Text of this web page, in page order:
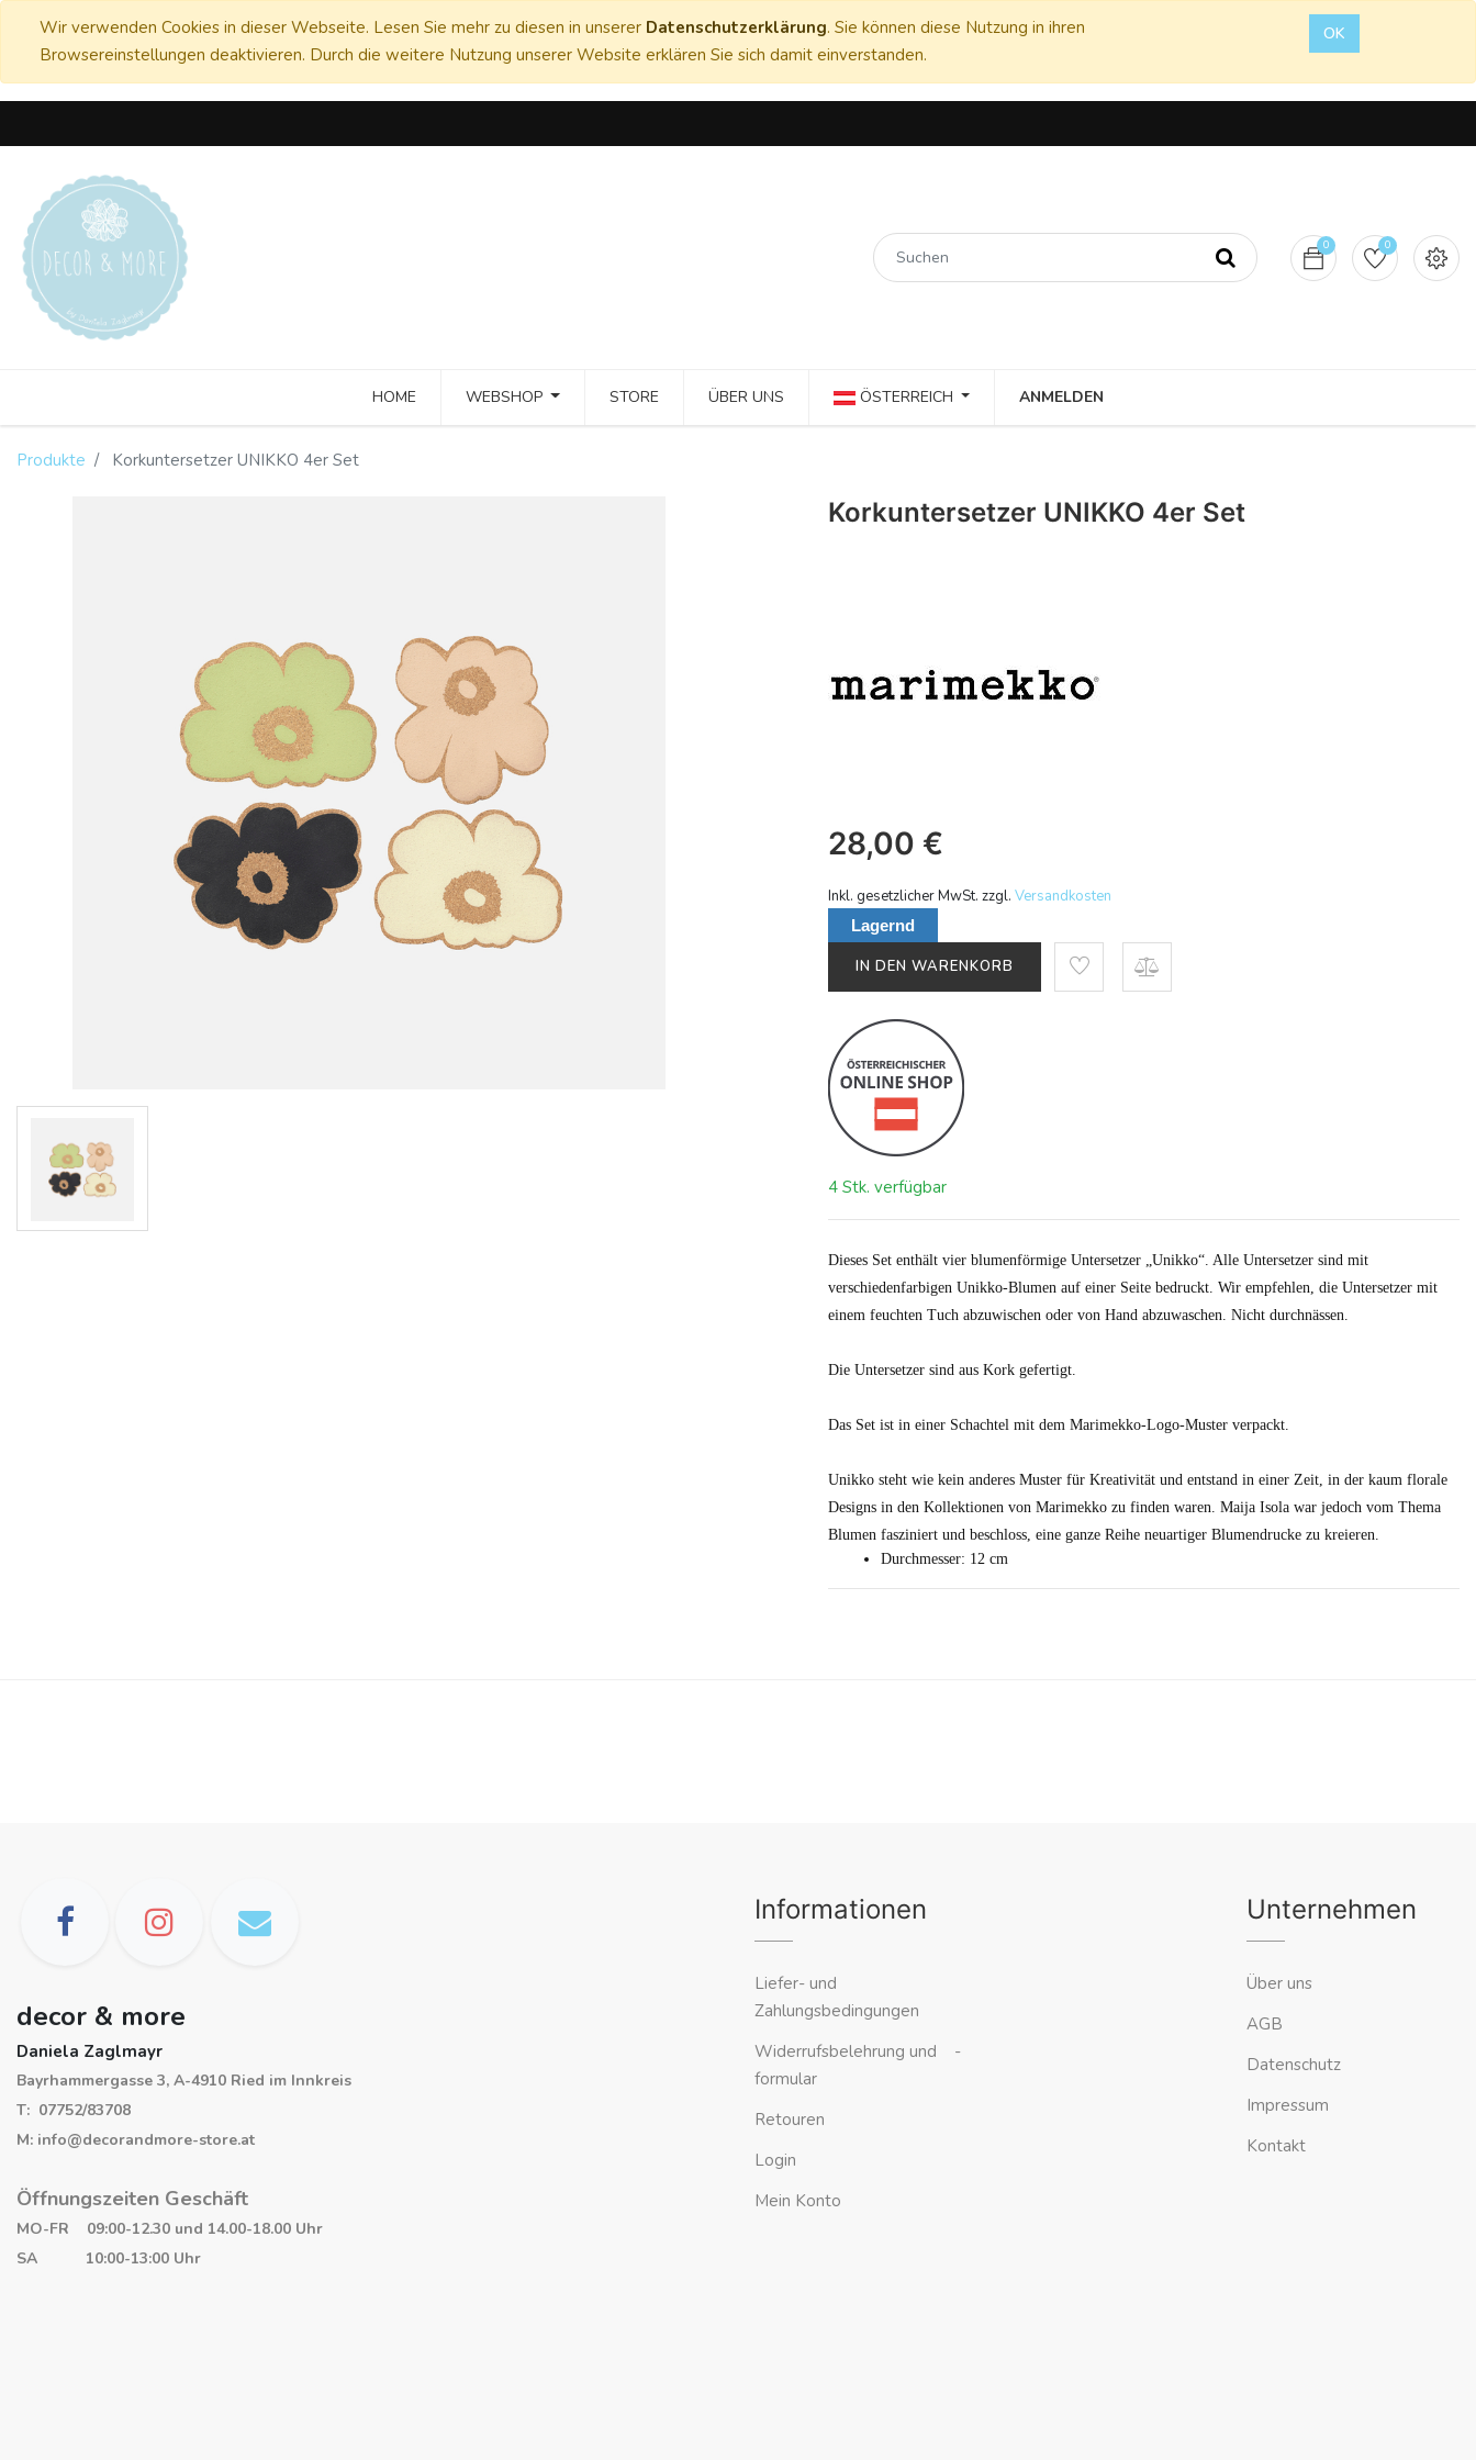
Wir verwenden Cookies in dieser Webseite. Lesen Sie mehr zu diesen in unserer Datenschutzerklärung. Sie können diese Nutzung in ihren
Browsereinstellungen deaktivieren. Durch die weitere Nutzung unserer Website erklären Sie sich damit einverstanden.
OK
0 0
HOME WEBSHOP STORE ÜBER UNS ÖSTERREICH ANMELDEN
Produkte Korkuntersetzer UNIKKO 4er Set
Korkuntersetzer UNIKKO 4er Set
28,00 €
Inkl. gesetzlicher MwSt. zzgl.Versandkosten
Lagernd
IN DEN WARENKORB
4 Stk. verfügbar
Dieses Set enthält vier blumenförmige Untersetzer „Unikko“. Alle Untersetzer sind mit
verschiedenfarbigen Unikko-Blumen auf einer Seite bedruckt. Wir empfehlen, die Untersetzer mit
einem feuchten Tuch abzuwischen oder von Hand abzuwaschen. Nicht durchnässen.
Die Untersetzer sind aus Kork gefertigt.
Das Set ist in einer Schachtel mit dem Marimekko-Logo-Muster verpackt.
Unikko steht wie kein anderes Muster für Kreativität und entstand in einer Zeit, in der kaum florale
Designs in den Kollektionen von Marimekko zu finden waren. Maija Isola war jedoch vom Thema
Blumen fasziniert und beschloss, eine ganze Reihe neuartiger Blumendrucke zu kreieren.
Durchmesser: 12 cm
decor & more
Daniela Zaglmayr
Bayrhammergasse 3, A-4910 Ried im Innkreis
T: 07752/83708
M: info@decorandmore-store.at
Öffnungszeiten Geschäft
MO-FR 09:00-12.30 und 14.00-18.00 Uhr
SA 10:00-13:00 Uhr
Informationen
Liefer- und
Zahlungsbedingungen
Widerrufsbelehrung und -
formular
Retouren
Login
Mein Konto
Unternehmen
Über uns
AGB
Datenschutz
Impressum
Kontakt